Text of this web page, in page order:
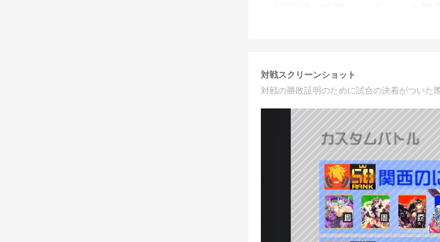
トーナメント出場が33チーム
ベスト32までBO1(先に1勝し
・公式ルール採用
・バトル間のヒーロー/デッキ
・禁止行為(カード被り、禁止
■対戦時の注意点
・ゲーム中の不慮の事故(ラグ
効とする。
対戦スクリーンショット
対戦の勝敗証明のために試合の決着がついた